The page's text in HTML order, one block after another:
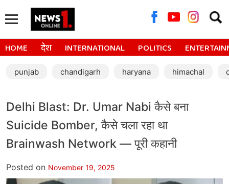
for:
HOME देश INTERNATIONAL POLITICS
punjab chandigarh haryana himachal
Delhi Blast: Dr. Umar Nabi कैसे बना
Suicide Bomber, कैसे चला रहा था
Brainwash Network — पूरी कहानी
Posted on November 19, 2025